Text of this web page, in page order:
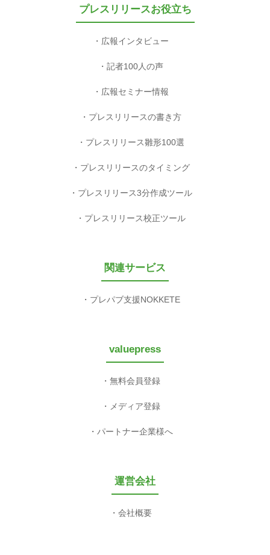
プレスリリースお役立ち
広報インタビュー
記者100人の声
広報セミナー情報
プレスリリースの書き方
プレスリリース雛形100選
プレスリリースのタイミング
プレスリリース3分作成ツール
プレスリリース校正ツール
関連サービス
プレパブ支援NOKKETE
valuepress
無料会員登録
メディア登録
パートナー企業様へ
運営会社
会社概要